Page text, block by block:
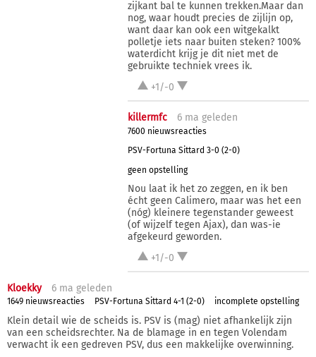
zijkant bal te kunnen trekken.Maar dan
nog, waar houdt precies de zijlijn op,
want daar kan ook een witgekalkt
polletje iets naar buiten steken? 100%
waterdicht krijg je dit niet met de
gebruikte techniek vrees ik.
+1/-0
killermfc 6 ma geleden
7600 nieuwsreacties
PSV-Fortuna Sittard 3-0 (2-0)
geen opstelling
Nou laat ik het zo zeggen, en ik ben
écht geen Calimero, maar was het een
(nóg) kleinere tegenstander geweest
(of wijzelf tegen Ajax), dan was-ie
afgekeurd geworden.
+1/-0
Kloekky 6 ma geleden
1649 nieuwsreacties PSV-Fortuna Sittard 4-1 (2-0) incomplete opstelling
Klein detail wie de scheids is. PSV is (mag) niet afhankelijk zijn
van een scheidsrechter. Na de blamage in en tegen Volendam
verwacht ik een gedreven PSV, dus een makkelijke overwinning.